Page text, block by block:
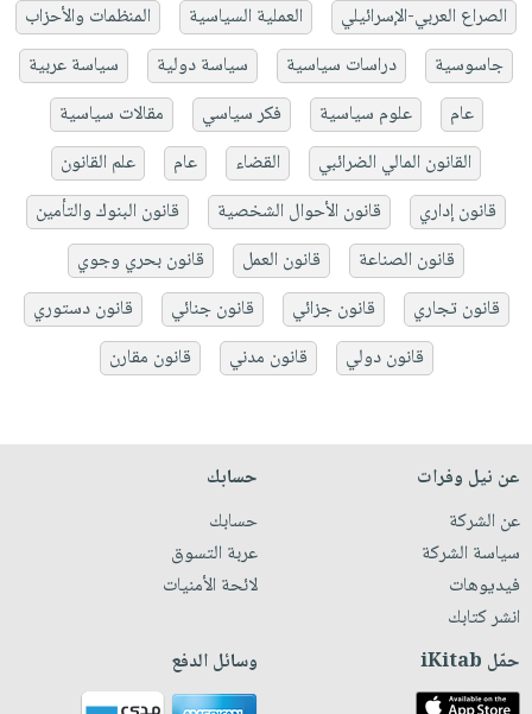
الصراع العربي-الإسرائيلي
العملية السياسية
المنظمات والأحزاب
جاسوسية
دراسات سياسية سياسة دولية
سياسة عربية
عام
علوم سياسية فكر سياسي
مقالات سياسية
القانون المالي الضرائبي
القضاء عام
علم القانون
قانون إداري
قانون الأحوال الشخصية
قانون البنوك والتأمين
قانون الصناعة
قانون العمل
قانون بحري وجوي
قانون تجاري
قانون جزائي قانون جنائي
قانون دستوري
قانون دولي
قانون مدني قانون مقارن
عن نيل وفرات
عن الشركة
سياسة الشركة
فيديوهات
انشر كتابك
حسابك
حسابك
عربة التسوق
لائحة الأمنيات
حمّل iKitab وسائل الدفع